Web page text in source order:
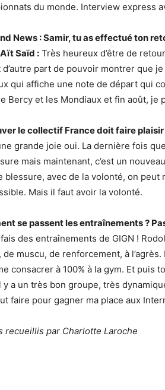
du monde. Interview express
News : Samir, tu as effectué ton
Saïd : Très heureux d’être de
d’autre part de pouvoir montrer que
qui affiche une note de départ qui
Bercy et les Mondiaux et fin août, je
le collectif France doit faire plaisir
grande joie oui. La dernière fois
mais maintenant, c’est un
blessure, avec de la volonté, on
Mais il faut avoir la volonté.
se passent les entraînements ?
des entraînements de GIGN !
de muscu, de renforcement, à
consacrer à 100% à la gym. Et puis
y a un très bon groupe, très
faire pour gagner ma place aux
recueillis par Charlotte Laroche